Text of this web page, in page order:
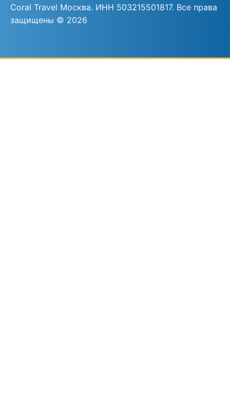
Coral Travel Москва. ИНН 503215501817. Все права
защищены © 2026